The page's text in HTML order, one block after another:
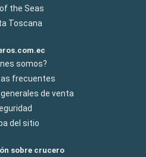
the Seas
Toscana
somos?
frecuentes
de venta
del sitio
sobre crucero